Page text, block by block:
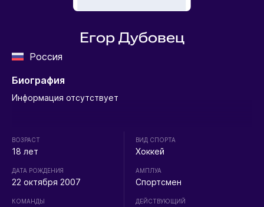
Егор Дубовец
Россия
Биография
Информация отсутствует
ВОЗРАСТ
18 лет
ДАТА РОЖДЕНИЯ
22 октября 2007
КОМАНДЫ
ВИД СПОРТА
Хоккей
АМПЛУА
Спортсмен
ДЕЙСТВУЮЩИЙ